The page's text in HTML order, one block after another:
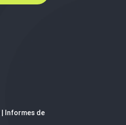
Informes de